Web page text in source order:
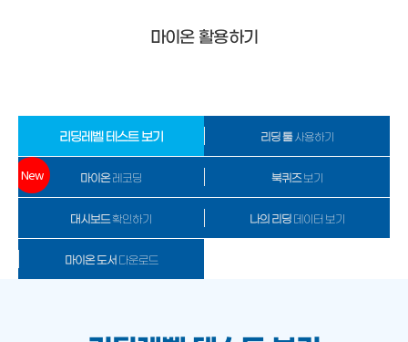
마이온 활용하기
리딩레벨테스트 보기 리딩 툴사용하기
마이온레코딩
New 북퀴즈보기
대시보드확인하기 나의 리딩데이터 보기
마이온 도서 다운로드